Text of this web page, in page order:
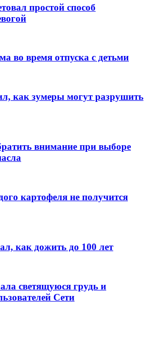
простой способ
во время отпуска с детьми
как зумеры могут разрушить
внимание при выборе
картофеля не получится
как дожить до 100 лет
светящуюся грудь и
Сети